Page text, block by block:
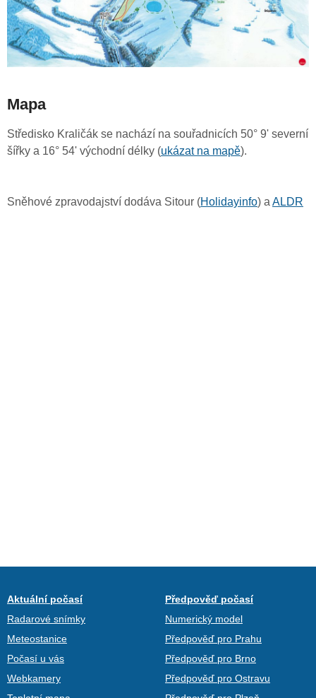
Mapa
Středisko Kraličák se nachází na souřadnicích 50° 9' severní
šířky a 16° 54' východní délky (ukázat na mapě).
Sněhové zpravodajství dodáva Sitour (Holidayinfo) a ALDR
Aktuální počasí
Radarové snímky
Meteostanice
Počasí u vás
Webkamery
Předpověď počasí
Numerický model
Předpověď pro Prahu
Předpověď pro Brno
Předpověď pro Ostravu